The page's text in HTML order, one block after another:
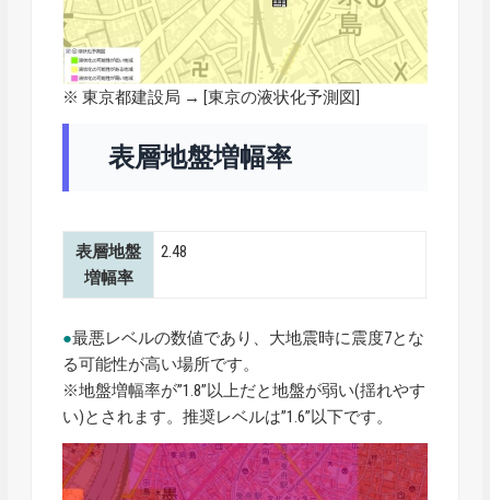
※ 東京都建設局 → [東京の液状化予測図
表層地盤増幅率
表層地盤
増幅率
2.48
●最悪レベルの数値であり、大地震時に震度7とな
る可能性が高い場所です。
※地盤増幅率が”1.8”以上だと地盤が弱い(揺れやす
い)とされます。推奨レベルは”1.6”以下です。